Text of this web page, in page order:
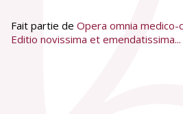
Fait partie de Opera omnia medico-
Editio novissima et